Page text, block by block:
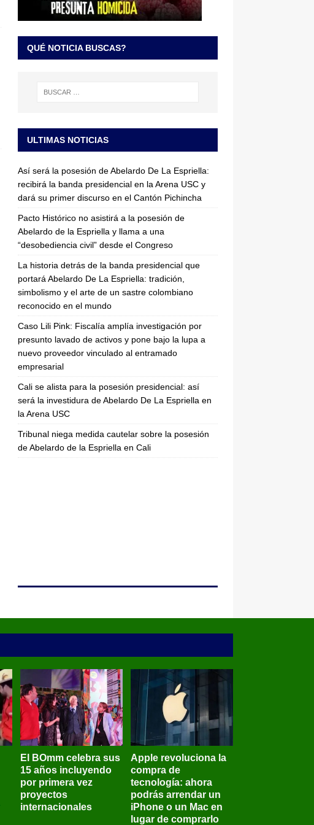
QUÉ NOTICIA BUSCAS?
ULTIMAS NOTICIAS
Así será la posesión de Abelardo De La Espriella:
recibirá la banda presidencial en la Arena USC y
dará su primer discurso en el Cantón Pichincha
Pacto Histórico no asistirá a la posesión de
Abelardo de la Espriella y llama a una
“desobediencia civil” desde el Congreso
La historia detrás de la banda presidencial que
portará Abelardo De La Espriella: tradición,
simbolismo y el arte de un sastre colombiano
reconocido en el mundo
Caso Lili Pink: Fiscalía amplía investigación por
presunto lavado de activos y pone bajo la lupa a
nuevo proveedor vinculado al entramado
empresarial
Cali se alista para la posesión presidencial: así
será la investidura de Abelardo De La Espriella en
la Arena USC
Tribunal niega medida cautelar sobre la posesión
de Abelardo de la Espriella en Cali
El BOmm celebra sus
15 años incluyendo
por primera vez
proyectos
internacionales
Apple revoluciona la
compra de
tecnología: ahora
podrás arrendar un
iPhone o un Mac en
lugar de comprarlo